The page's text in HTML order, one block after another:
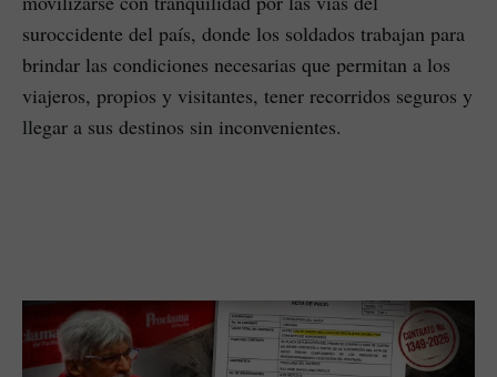
suroccidente del país, donde los soldados trabajan para
brindar las condiciones necesarias que permitan a los
viajeros, propios y visitantes, tener recorridos seguros y
llegar a sus destinos sin inconvenientes.